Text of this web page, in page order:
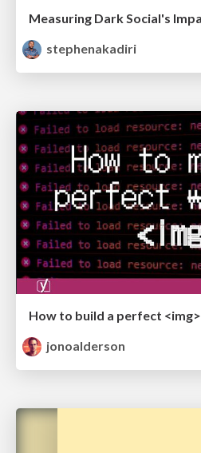
stephenakadiri
How to build a perfect <img>
jonoalderson